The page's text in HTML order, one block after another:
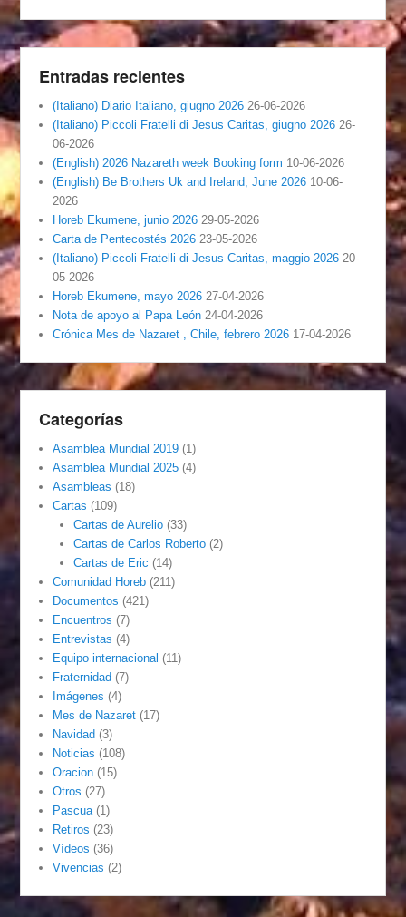
Entradas recientes
(Italiano) Diario Italiano, giugno 2026 26-06-2026
(Italiano) Piccoli Fratelli di Jesus Caritas, giugno 2026 26-
06-2026
(English) 2026 Nazareth week Booking form 10-06-2026
(English) Be Brothers Uk and Ireland, June 2026 10-06-
2026
Horeb Ekumene, junio 2026 29-05-2026
Carta de Pentecostés 2026 23-05-2026
(Italiano) Piccoli Fratelli di Jesus Caritas, maggio 2026 20-
05-2026
Horeb Ekumene, mayo 2026 27-04-2026
Nota de apoyo al Papa León 24-04-2026
Crónica Mes de Nazaret , Chile, febrero 2026 17-04-2026
Categorías
Asamblea Mundial 2019 (1)
Asamblea Mundial 2025 (4)
Asambleas (18)
Cartas (109)
Cartas de Aurelio(33)
Cartas de Carlos Roberto(2)
Cartas de Eric (14)
Comunidad Horeb (211)
Documentos (421)
Encuentros (7)
Entrevistas (4)
Equipo internacional (11)
Fraternidad (7)
Imágenes (4)
Mes de Nazaret (17)
Navidad (3)
Noticias (108)
Oracion (15)
Otros (27)
Pascua(1)
Retiros (23)
Vídeos (36)
Vivencias (2)